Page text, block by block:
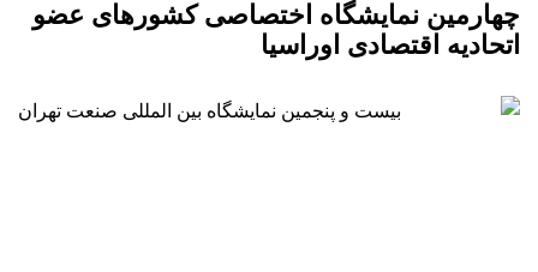
چهارمین نمایشگاه اختصاصی کشورهای عضو
اتحادیه اقتصادی اوراسیا